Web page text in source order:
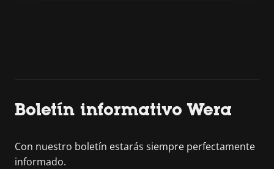
Boletín informativo Wera
Con nuestro boletín estarás siempre perfectamente
informado.